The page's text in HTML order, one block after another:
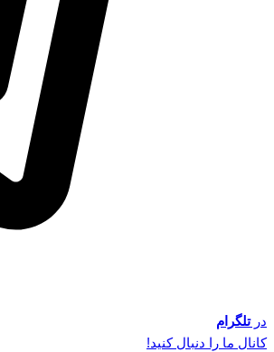
درتلگرام
کانال ما را دنبال کنید!